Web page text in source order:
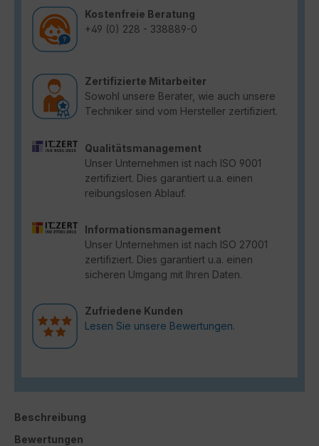
Kostenfreie Beratung
+49 (0) 228 - 338889-0
Zertifizierte Mitarbeiter
Sowohl unsere Berater, wie auch unsere
Techniker sind vom Hersteller zertifiziert.
Qualitätsmanagement
Unser Unternehmen ist nach ISO 9001
zertifiziert. Dies garantiert u.a. einen
reibungslosen Ablauf.
Informationsmanagement
Unser Unternehmen ist nach ISO 27001
zertifiziert. Dies garantiert u.a. einen
sicheren Umgang mit Ihren Daten.
Zufriedene Kunden
Lesen Sie unsere Bewertungen.
Beschreibung
Bewertungen